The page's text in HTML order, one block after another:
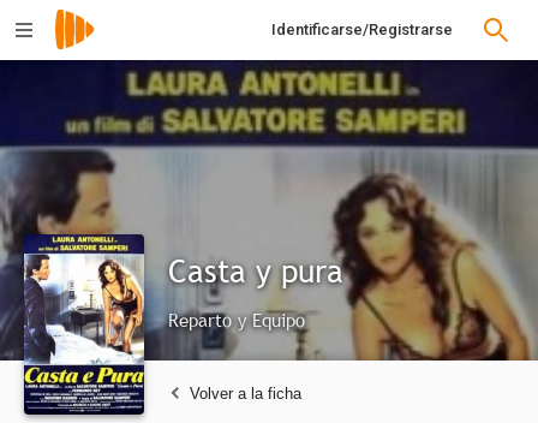
Identificarse/Registrarse
Casta y pura
Reparto y Equipo
Volver a la ficha